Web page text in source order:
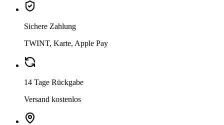
Sichere Zahlung
TWINT, Karte, Apple Pay
14 Tage Rückgabe
Versand kostenlos